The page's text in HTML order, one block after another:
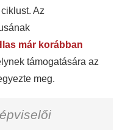
Az
már korábban
támogatására az
meg.